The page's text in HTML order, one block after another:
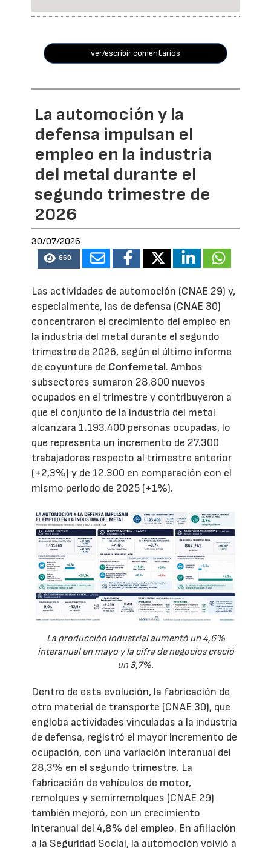
ver/escribir comentarios
La automoción y la
defensa impulsan el
empleo en la industria
del metal durante el
segundo trimestre de
2026
30/07/2026
660
Las actividades de automoción (CNAE 29) y,
especialmente, las de defensa (CNAE 30)
concentraron el crecimiento del empleo en
la industria del metal durante el segundo
trimestre de 2026, según el último informe
de coyuntura de Confemetal. Ambos
subsectores sumaron 28.800 nuevos
ocupados en el trimestre y contribuyeron a
que el conjunto de la industria del metal
alcanzara 1.193.400 personas ocupadas, lo
que representa un incremento de 27.300
trabajadores respecto al trimestre anterior
(+2,3%) y de 12.300 en comparación con el
mismo periodo de 2025 (+1%).
La producción industrial aumentó un 4,6%
interanual en mayo y la cifra de negocios creció
un 3,7%.
Dentro de esta evolución, la fabricación de
otro material de transporte (CNAE 30), que
engloba actividades vinculadas a la industria
de defensa, registró el mayor incremento de
ocupación, con una variación interanual del
28,3% en el segundo trimestre. La
fabricación de vehículos de motor,
remolques y semirremolques (CNAE 29)
también mejoró, con un crecimiento
interanual del 4,8% del empleo. En afiliación
a la Seguridad Social, la automoción volvió a